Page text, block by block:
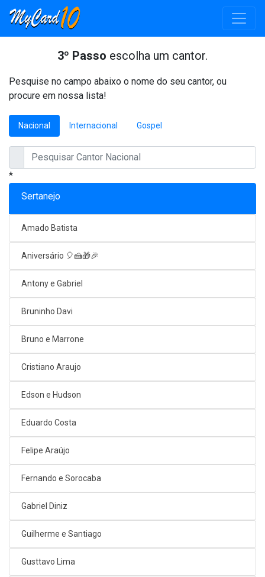
3º Passo escolha um cantor.
Pesquise no campo abaixo o nome do seu cantor, ou
procure em nossa lista!
Nacional Internacional Gospel
*
Sertanejo
Amado Batista
Aniversário 🎈🍰🎁🎉
Antony e Gabriel
Bruninho Davi
Bruno e Marrone
Cristiano Araujo
Edson e Hudson
Eduardo Costa
Felipe Araújo
Fernando e Sorocaba
Gabriel Diniz
Guilherme e Santiago
Gusttavo Lima